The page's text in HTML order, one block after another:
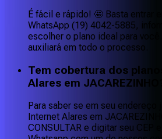
É fácil e rápido! 🤩 Basta entrar
WhatsApp (19) 4042-5885,
escolher o plano ideal para
auxiliará em todo o processo.
Tem cobertura dos
Alares em JACAREZINHO?
Para saber se em seu endereço
Internet Alares em
CONSULTAR e digitar seu CEP